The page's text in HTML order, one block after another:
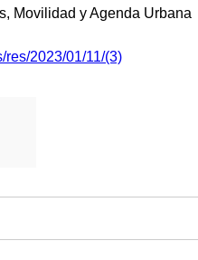
Movilidad y Agenda Urbana
res/2023/01/11/(3)